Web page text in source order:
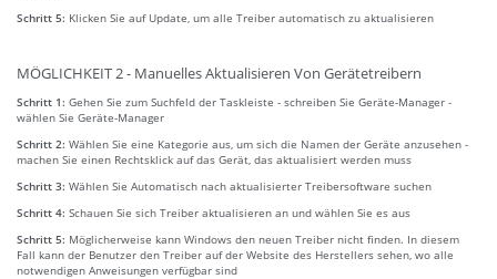
Schritt 5: Klicken Sie auf Update, um alle Treiber automatisch zu aktualisieren
MÖGLICHKEIT 2 - Manuelles Aktualisieren Von Gerätetreibern
Schritt 1: Gehen Sie zum Suchfeld der Taskleiste - schreiben Sie Geräte-Manager -
wählen Sie Geräte-Manager
Schritt 2: Wählen Sie eine Kategorie aus, um sich die Namen der Geräte anzusehen -
machen Sie einen Rechtsklick auf das Gerät, das aktualisiert werden muss
Schritt 3: Wählen Sie Automatisch nach aktualisierter Treibersoftware suchen
Schritt 4: Schauen Sie sich Treiber aktualisieren an und wählen Sie es aus
Schritt 5: Möglicherweise kann Windows den neuen Treiber nicht finden. In diesem
Fall kann der Benutzer den Treiber auf der Website des Herstellers sehen, wo alle
notwendigen Anweisungen verfügbar sind